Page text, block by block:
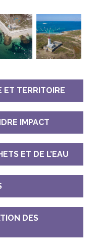
ET TERRITOIRE
IMPACT
ET DE L’EAU
DES